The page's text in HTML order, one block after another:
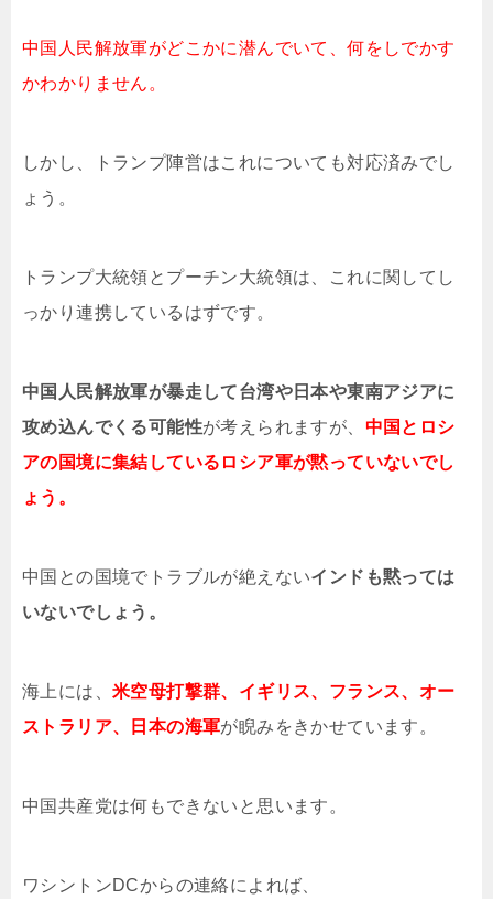
中国人民解放軍がどこかに潜んでいて、何をしでかす
かわかりません。
しかし、トランプ陣営はこれについても対応済みでし
ょう。
トランプ大統領とプーチン大統領は、これに関してし
っかり連携しているはずです。
中国人民解放軍が暴走して台湾や日本や東南アジアに
攻め込んでくる可能性が考えられますが、 中国とロシ
アの国境に集結しているロシア軍が黙っていないでし
ょう。
中国との国境でトラブルが絶えないインドも黙っては
いないでしょう。
海上には、 米空母打撃群、イギリス、フランス、オー
ストラリア、日本の海軍が睨みをきかせています。
中国共産党は何もできないと思います。
ワシントンDCからの連絡によれば、